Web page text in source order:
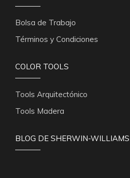
Bolsa de Trabajo
Términos y Condiciones
COLOR TOOLS
Tools Arquitectónico
Tools Madera
BLOG DE SHERWIN-WILLIAMS